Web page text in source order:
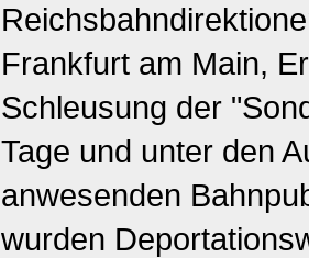
Frankfurt am Main,
Schleusung der
Tage und unter den
anwesenden
wurden